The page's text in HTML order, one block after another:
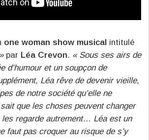
one woman show musical intitulé
par Léa Crevon. « Sous ses airs de
d’humour et un soupçon de
Léa rêve de devenir vieille,
de notre société qu’elle ne
que les choses peuvent changer
les regarde autrement… Léa est un
faut pas croquer au risque de s’y